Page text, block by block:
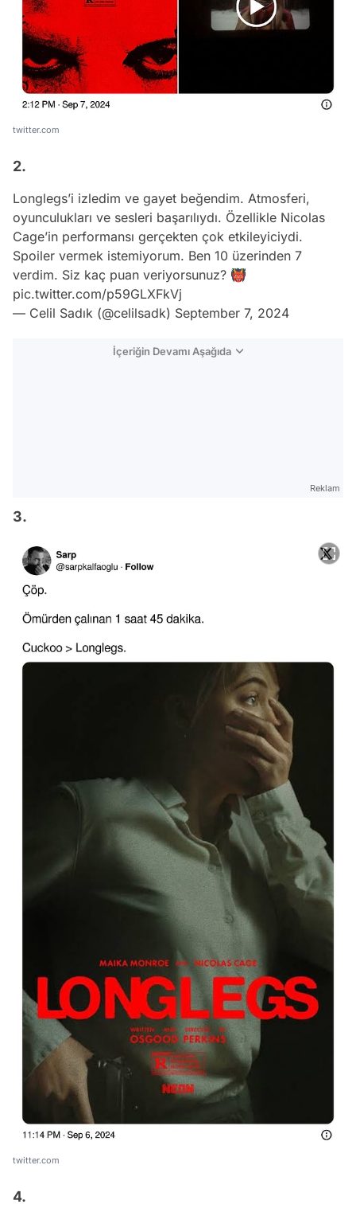
twitter.com
2.
Longlegs’i izledim ve gayet beğendim. Atmosferi,
oyunculukları ve sesleri başarılıydı. Özellikle Nicolas
Cage’in performansı gerçekten çok etkileyiciydi.
Spoiler vermek istemiyorum. Ben 10 üzerinden 7
verdim. Siz kaç puan veriyorsunuz? 👹
pic.twitter.com/p59GLXFkVj
— Celil Sadık (@celilsadk) September 7, 2024
İçeriğin Devamı Aşağıda
Reklam
3.
twitter.com
4.